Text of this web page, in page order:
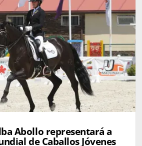
Abollo representará a
de Caballos Jóvenes